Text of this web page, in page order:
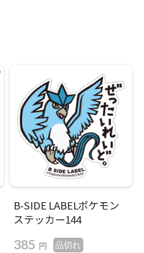
B-SIDE LABELポケモン
ステッカー144
385 円 品切れ